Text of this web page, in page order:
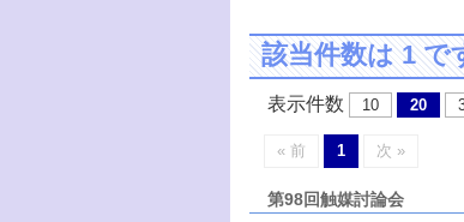
該当件数は 1 で
表示件数 10 20
« 前 1 次 »
第98回触媒討論会